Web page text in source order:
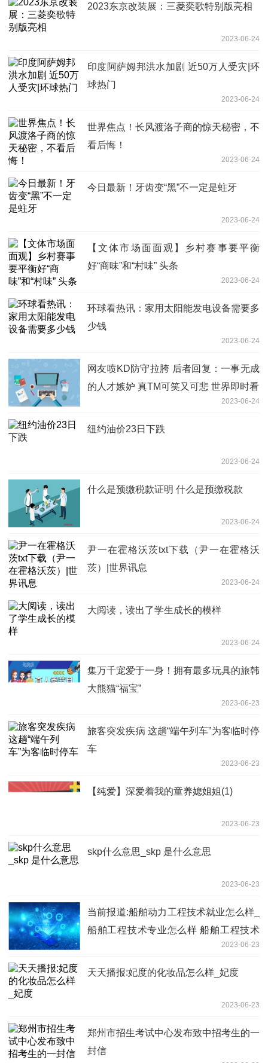
2023东京改装展：三菱奕歌特别版亮相
2023-06-24
印度阿萨姆邦洪水加剧 近50万人受灾|环
球热门
2023-06-24
世界焦点！长风渡洛子商的惊天秘密，不
看后悔！
2023-06-24
今日最新！牙齿变“黑”不一定是蛀牙
2023-06-24
【文体市场面面观】乡村赛事要平衡
好“商味”和“村味” 头条
2023-06-24
环球看热讯：家用太阳能发电设备需要多
少钱
2023-06-24
网友喷KD防守拉胯 后者回复：一事无成
的人才嫉妒 真TM可笑又可悲 世界即时看
2023-06-24
纽约油价23日下跌
2023-06-24
什么是预缴税款证明 什么是预缴税款
2023-06-24
尹一在霍格沃茨txt下载（尹一在霍格沃
茨）|世界讯息
2023-06-24
大阅读，读出了学生成长的模样
2023-06-24
集万千宠爱于一身！拥有最多玩具的旅韩
大熊猫“福宝”
2023-06-23
旅客突发疾病 这趟“端午列车”为客临时停
车
2023-06-23
【纯爱】深爱着我的童养媳姐姐(1)
2023-06-23
skp什么意思_skp 是什么意思
2023-06-23
当前报道:船舶动力工程技术就业怎么样_
船舶工程技术专业怎么样 船舶工程技术
2023-06-23
天天播报:妃度的化妆品怎么样_妃度
2023-06-23
郑州市招生考试中心发布致中招考生的一
封信